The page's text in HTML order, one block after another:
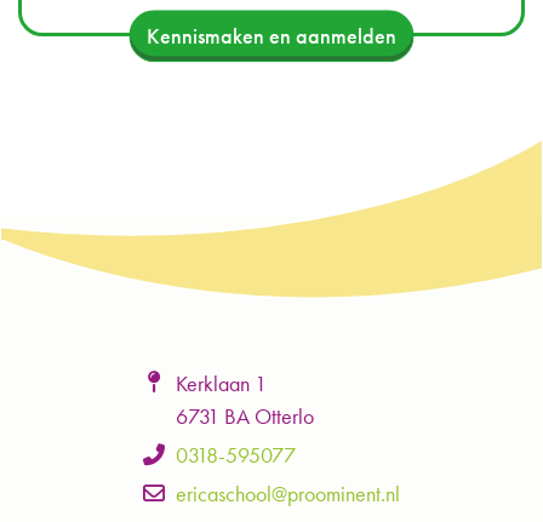
Kennismaken en aanmelden
Kerklaan 1
6731 BA Otterlo
0318-595077
ericaschool@proominent.nl